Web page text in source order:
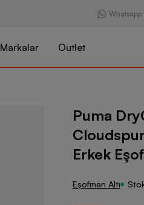
Whatsapp
Markalar Outlet
Puma DryCELL Everyday
Puma
Erkek
Eşofman Altı